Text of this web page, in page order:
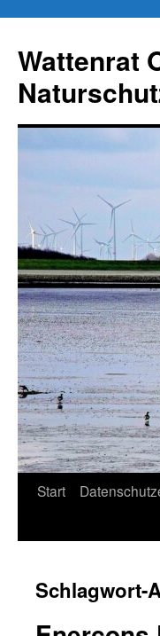
springen
Wattenrat
Start
Schlagwort-